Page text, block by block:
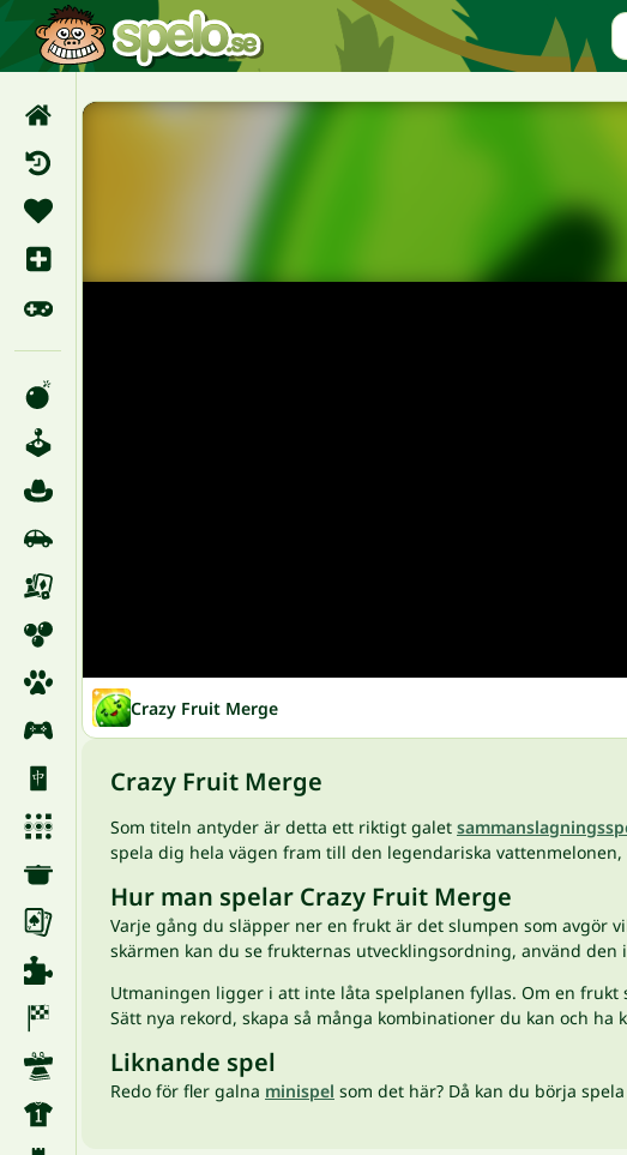
Crazy Fruit Merge
Crazy Fruit Merge
Som titeln antyder är detta ett riktigt galet
spela dig hela vägen fram till den legendariska
Hur man spelar Crazy Fruit Merge
Varje gång du släpper ner en frukt är det slumpen som avgör
skärmen kan du se frukternas utvecklingsordning, använd
Utmaningen ligger i att inte låta spelplanen fyllas. Om en
Sätt nya rekord, skapa så många kombinationer du kan och ha
Liknande spel
Redo för fler galna minispel som det här? Då kan du börja spela